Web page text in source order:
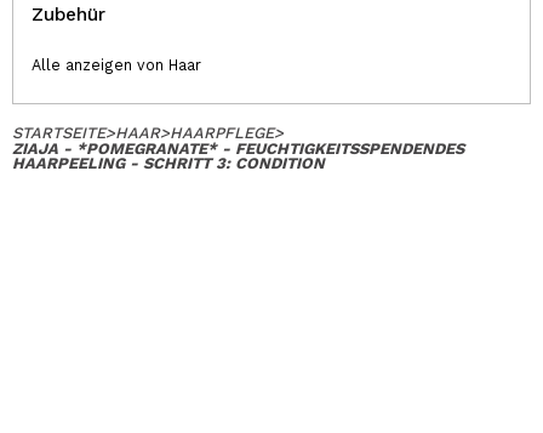
Zubehür
Alle anzeigen von Haar
STARTSEITE>HAAR>HAARPFLEGE>
ZIAJA - *POMEGRANATE* - FEUCHTIGKEITSSPENDENDES
HAARPEELING - SCHRITT 3: CONDITION